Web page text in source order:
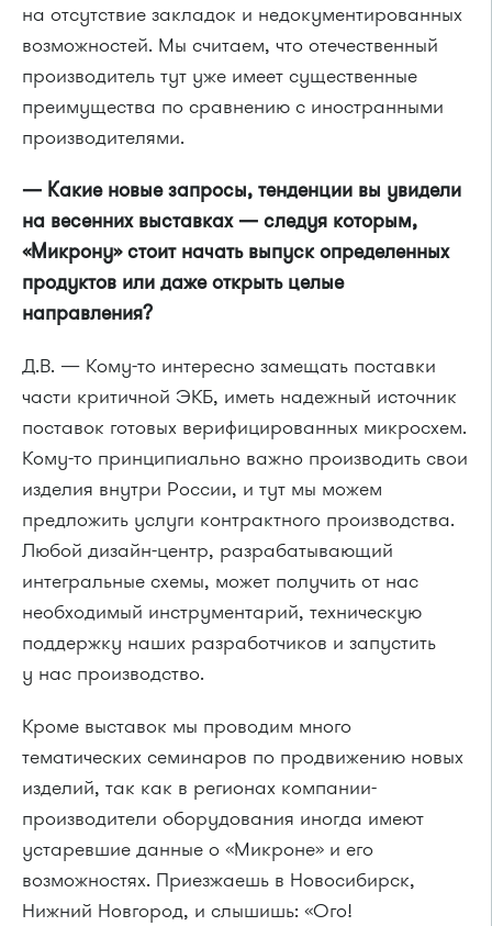
на отсутствие закладок и недокументированных
возможностей. Мы считаем, что отечественный
производитель тут уже имеет существенные
преимущества по сравнению с иностранными
производителями.
— Какие новые запросы, тенденции вы увидели
на весенних выставках — следуя которым,
«Микрону» стоит начать выпуск определенных
продуктов или даже открыть целые
направления?
Д.В. — Кому-то интересно замещать поставки
части критичной ЭКБ, иметь надежный источник
поставок готовых верифицированных микросхем.
Кому-то принципиально важно производить свои
изделия внутри России, и тут мы можем
предложить услуги контрактного производства.
Любой дизайн-центр, разрабатывающий
интегральные схемы, может получить от нас
необходимый инструментарий, техническую
поддержку наших разработчиков и запустить
у нас производство.
Кроме выставок мы проводим много
тематических семинаров по продвижению новых
изделий, так как в регионах компании-
производители оборудования иногда имеют
устаревшие данные о «Микроне» и его
возможностях. Приезжаешь в Новосибирск,
Нижний Новгород, и слышишь: «Ого!